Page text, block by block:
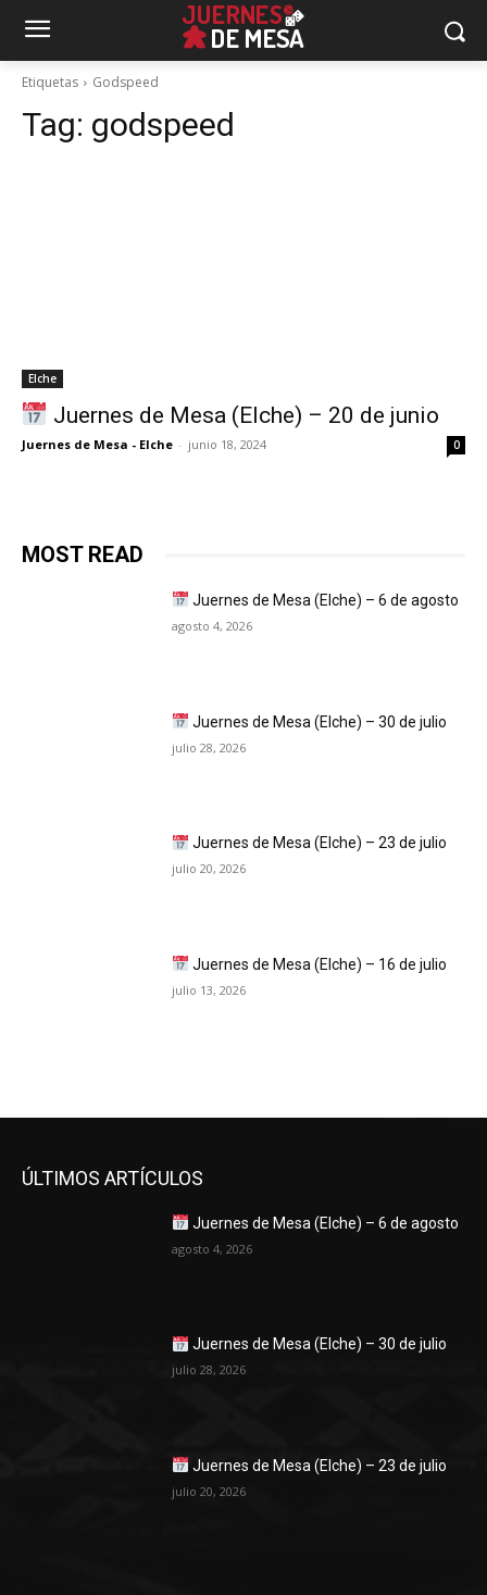
Etiquetas Godspeed
Tag: godspeed
Elche
Juernes de Mesa (Elche) – 20 de junio
Juernes de Mesa - Elche - junio 18, 2024 0
MOST READ
Juernes de Mesa (Elche) – 6 de agosto
agosto 4, 2026
Juernes de Mesa (Elche) – 30 de julio
julio 28, 2026
Juernes de Mesa (Elche) – 23 de julio
julio 20, 2026
Juernes de Mesa (Elche) – 16 de julio
julio 13, 2026
ÚLTIMOS ARTÍCULOS
Juernes de Mesa (Elche) – 6 de agosto
agosto 4, 2026
Juernes de Mesa (Elche) – 30 de julio
julio 28, 2026
Juernes de Mesa (Elche) – 23 de julio
julio 20, 2026